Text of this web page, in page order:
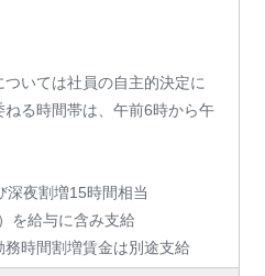
いては社員の自主的決定に
る時間帯は、午前6時から午
深夜割増15時間相当
を給与に含み支給
務時間割増賃金は別途支給